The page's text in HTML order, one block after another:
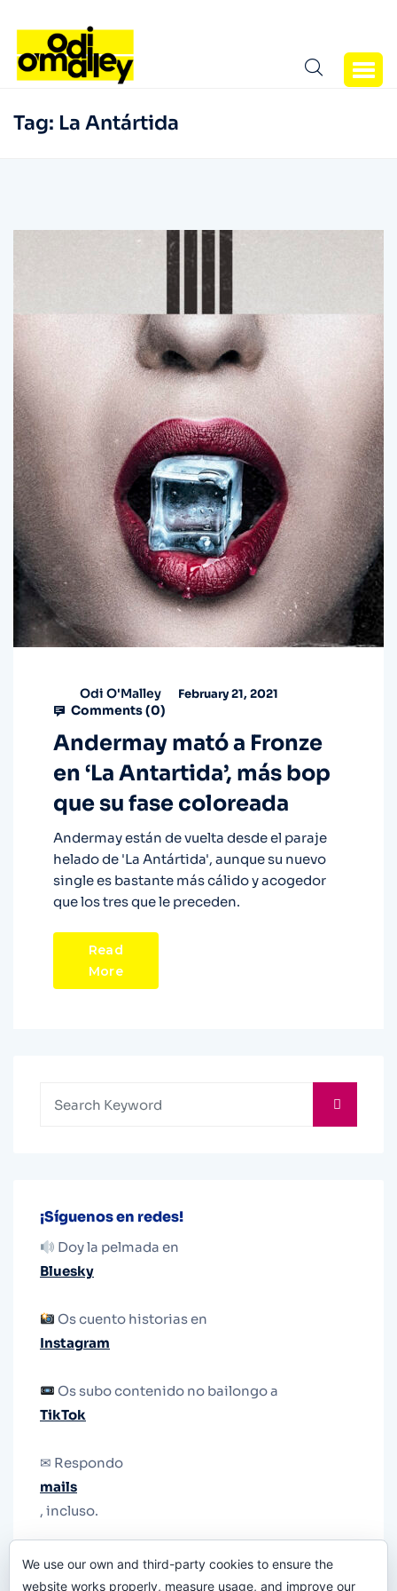
Tag: La Antártida
Odi O'Malley February 21, 2021
Comments (0)
Andermay mató a Fronze
en ‘La Antartida’, más bop
que su fase coloreada
Andermay están de vuelta desde el paraje
helado de 'La Antártida', aunque su nuevo
single es bastante más cálido y acogedor
que los tres que le preceden.
Read
More
¡Síguenos en redes!
Doy la pelmada en
Bluesky
Os cuento historias en
Instagram
Os subo contenido no bailongo a
TikTok
✉ Respondo
mails
, incluso.
le quiten el teléfono.
We use our own and third-party cookies to ensure the
website works properly, measure usage, and improve our